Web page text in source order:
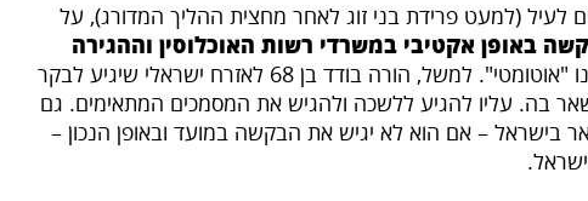
לעיל (למעט פרידת בני זוג לאחר מחצית ההליך המדורג), על
באופן אקטיבי במשרדי רשות האוכלוסין וההגירה
מימוש הזכות אינו "אוטומטי". למשל, הורה בודד בן 68 לאזרח ישראלי שיגיע לבקר
בה. עליו להגיע ללשכה ולהגיש את המסמכים המתאימים. גם
בישראל – אם הוא לא יגיש את הבקשה במועד ובאופן הנכון –